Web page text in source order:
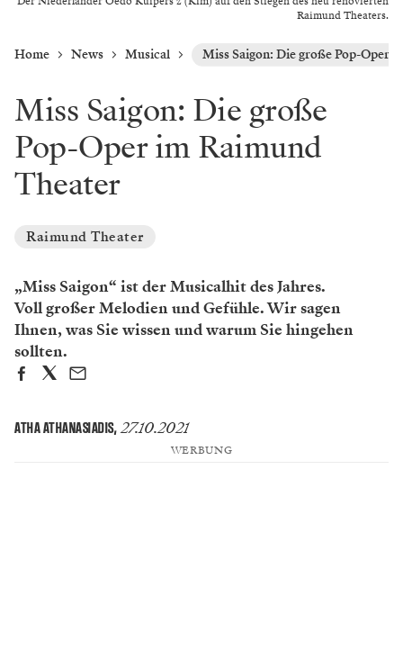
Raimund Theaters.
Home News Musical Miss Saigon: Die große Pop-Oper
Miss Saigon: Die große
Pop-Oper im Raimund
Theater
Raimund Theater
„Miss Saigon“ ist der Musicalhit des Jahres.
Voll großer Melodien und Gefühle. Wir sagen
Ihnen, was Sie wissen und warum Sie hingehen
sollten.
ATHA ATHANASIADIS, 27.10.2021
WERBUNG